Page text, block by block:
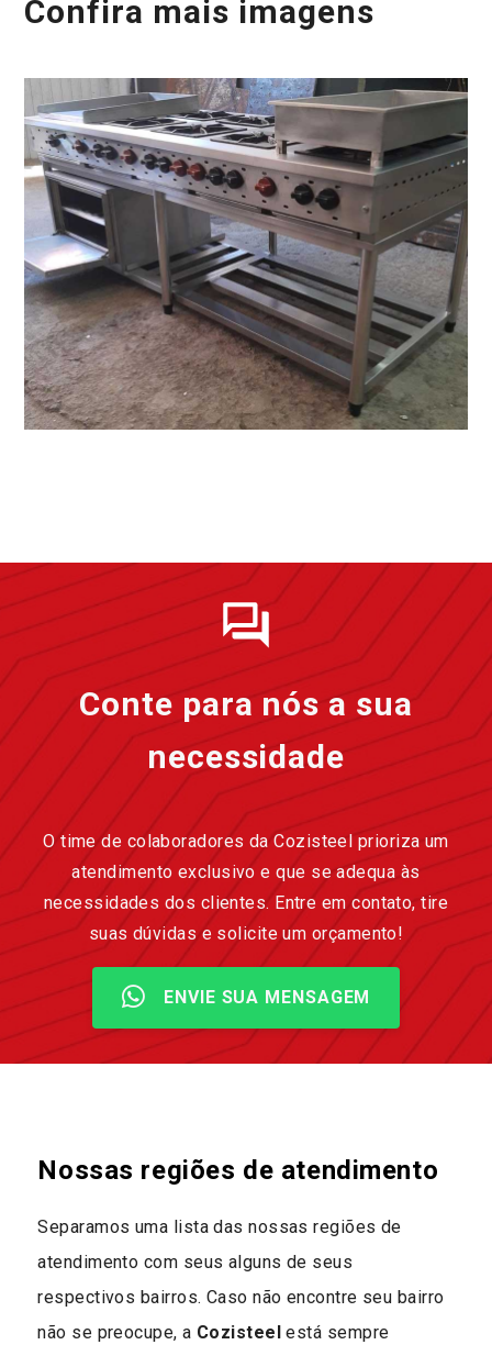
Confira mais imagens
Conte para nós a sua
necessidade
O time de colaboradores da Cozisteel prioriza um
atendimento exclusivo e que se adequa às
necessidades dos clientes. Entre em contato, tire
suas dúvidas e solicite um orçamento!
ENVIE SUA MENSAGEM
Nossas regiões de atendimento
Separamos uma lista das nossas regiões de
atendimento com seus alguns de seus
respectivos bairros. Caso não encontre seu bairro
não se preocupe, a Cozisteel está sempre